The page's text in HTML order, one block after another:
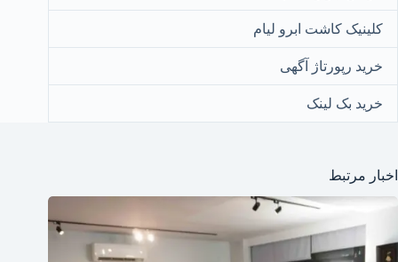
کلینیک کاشت ابرو لیام
خرید رپورتاژ آگهی
خرید بک لینک
اخبار مرتبط